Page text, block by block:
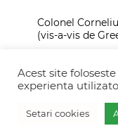
Colonel
(vis-a-vis de
+40770 574 088
Acest site
experienta
Setari cookies